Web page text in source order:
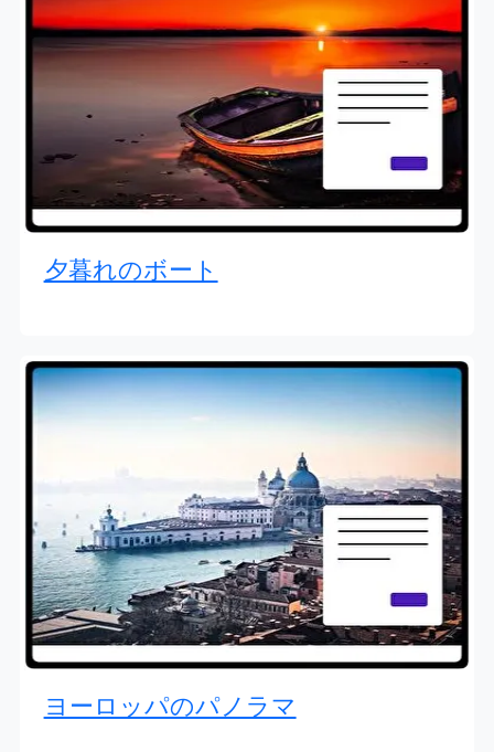
夕暮れのボート
ヨーロッパのパノラマ